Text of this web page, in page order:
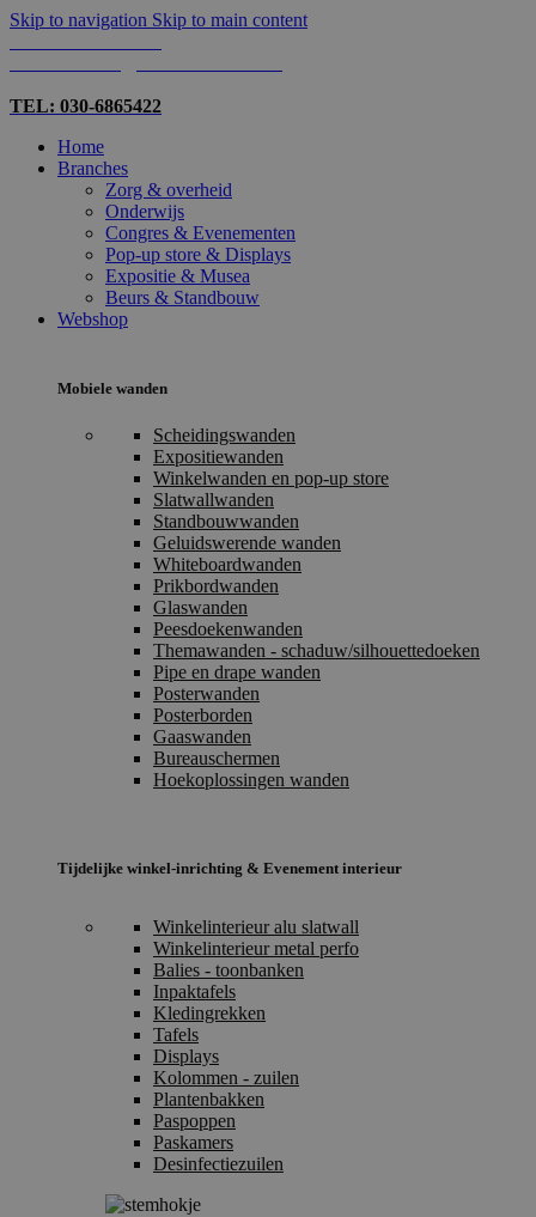
Skip to navigation Skip to main content
TEL: 030-6865422
Home
Branches
Zorg & overheid
Onderwijs
Congres & Evenementen
Pop-up store & Displays
Expositie & Musea
Beurs & Standbouw
Webshop
Mobiele wanden
Scheidingswanden
Expositiewanden
Winkelwanden en pop-up store
Slatwallwanden
Standbouwwanden
Geluidswerende wanden
Whiteboardwanden
Prikbordwanden
Glaswanden
Peesdoekenwanden
Themawanden - schaduw/silhouettedoeken
Pipe en drape wanden
Posterwanden
Posterborden
Gaaswanden
Bureauschermen
Hoekoplossingen wanden
Tijdelijke winkel-inrichting & Evenement interieur
Winkelinterieur alu slatwall
Winkelinterieur metal perfo
Balies - toonbanken
Inpaktafels
Kledingrekken
Tafels
Displays
Kolommen - zuilen
Plantenbakken
Paspoppen
Paskamers
Desinfectiezuilen